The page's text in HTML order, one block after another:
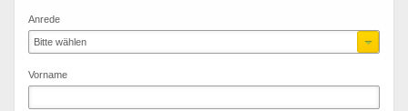
Anrede
Bitte wählen
Vorname